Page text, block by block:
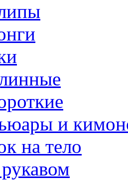
и
на тело